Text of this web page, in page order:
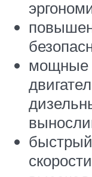
мощные